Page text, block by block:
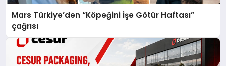
Mars Türkiye’den “Köpeğini İşe Götür Haftası”
çağrısı